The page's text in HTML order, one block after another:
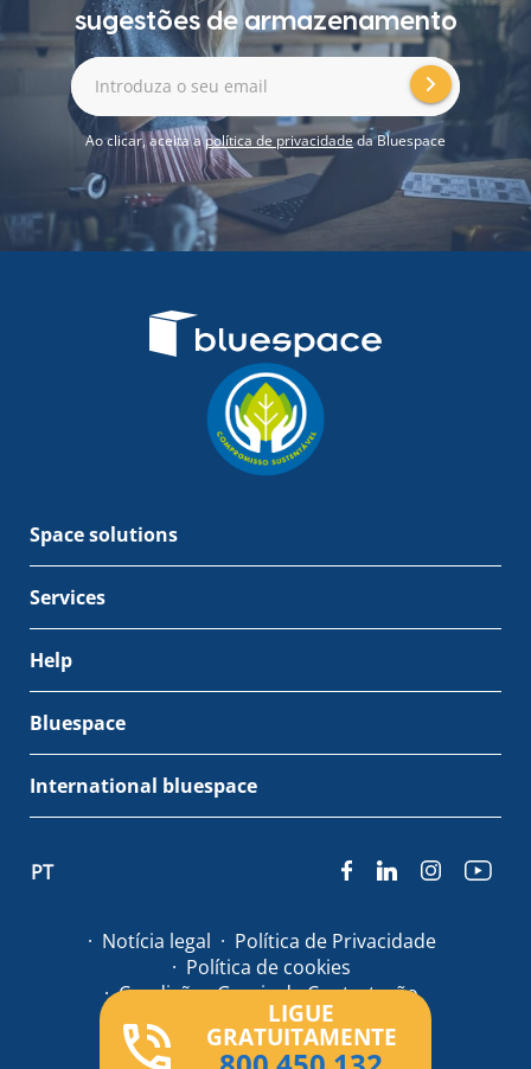
LIGUE
GRATUITAMENTE
sugestões de armazenamento
Introduza o seu email
Ao clicar, aceita apolítica de privacidadeda Bluespace
Space solutions
Services
Help
Bluespace
International bluespace
© Bluespace 2026
Notícia legal
Política de Privacidade
Política de cookies
Condições Gerais de Contratação
PT